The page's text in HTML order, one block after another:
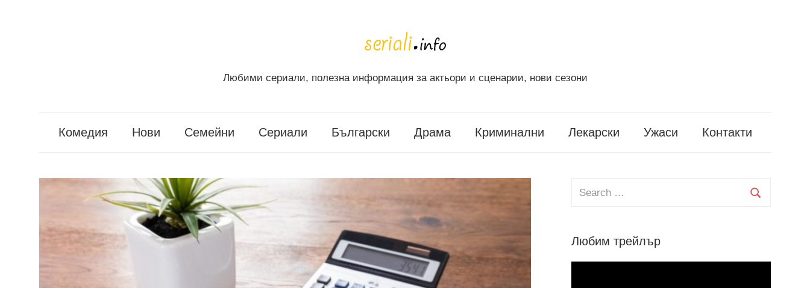
Info
Любими сериали, полезна информация за актьори и сценарии, нови сезони
Комедия Нови Семейни Сериали Български Драма Криминални Лекарски Ужаси Контакти
Search
Любим трейлър